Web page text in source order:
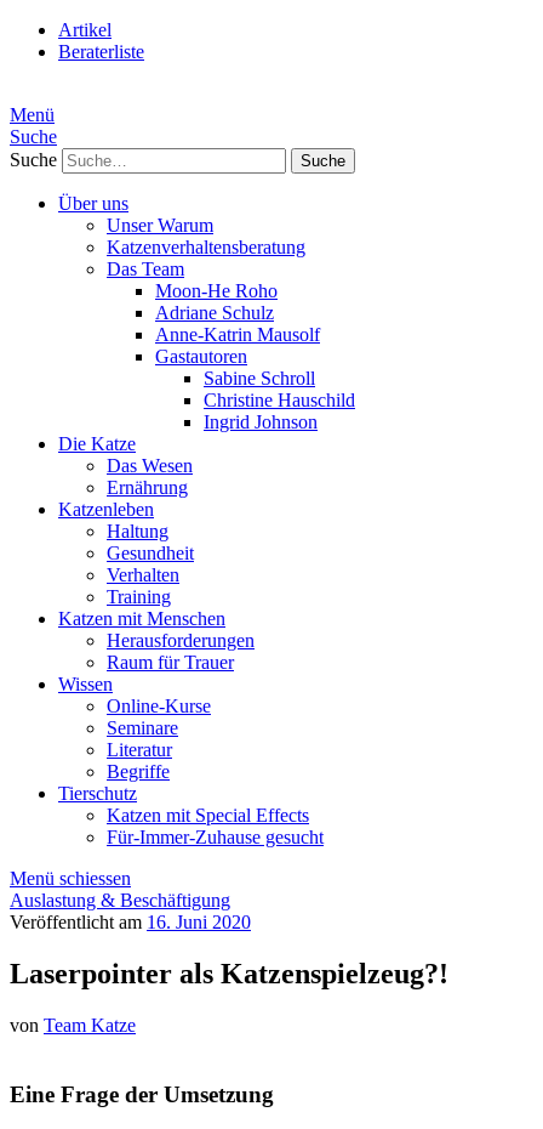
Artikel
Beraterliste
Menü
Suche
Suche
Über uns
Unser Warum
Katzenverhaltensberatung
Das Team
Moon-He Roho
Adriane Schulz
Anne-Katrin Mausolf
Gastautoren
Sabine Schroll
Christine Hauschild
Ingrid Johnson
Die Katze
Das Wesen
Ernährung
Katzenleben
Haltung
Gesundheit
Verhalten
Training
Katzen mit Menschen
Herausforderungen
Raum für Trauer
Wissen
Online-Kurse
Seminare
Literatur
Begriffe
Tierschutz
Katzen mit Special Effects
Für-Immer-Zuhause gesucht
Menü schiessen
Auslastung & Beschäftigung
Veröffentlicht am 16. Juni 2020
Laserpointer als Katzenspielzeug?!
von Team Katze
Eine Frage der Umsetzung